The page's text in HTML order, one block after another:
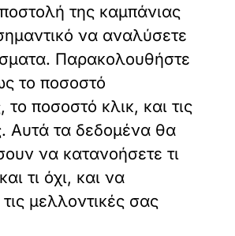
της καμπάνιας
να αναλύσετε
Παρακολουθήστε
το ποσοστό
το ποσοστό κλικ, και τις
Αυτά τα δεδομένα θα
να κατανοήσετε τι
τι όχι, και να
μελλοντικές σας